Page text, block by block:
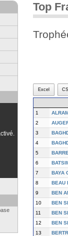
Top
Excel
1
2
3
4
5
6
7
BAYA
8
BEAU
9
BEN
10
BEN
11
BEN
12
BEN
13